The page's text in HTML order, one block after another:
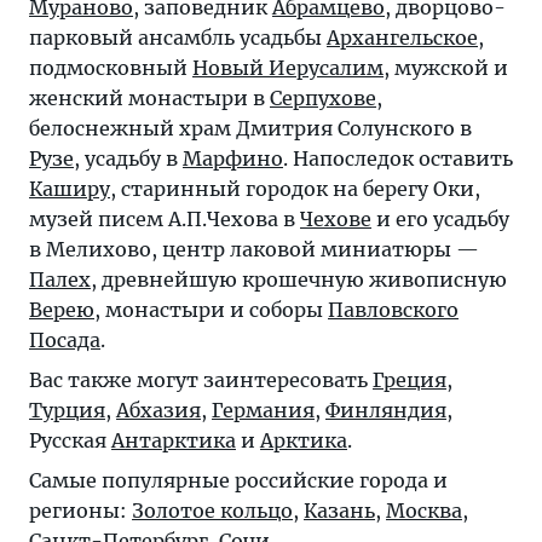
Мураново, заповедник Абрамцево, дворцово-
парковый ансамбль усадьбы Архангельское,
подмосковный Новый Иерусалим, мужской и
женский монастыри в Серпухове,
белоснежный храм Дмитрия Солунского в
Рузе, усадьбу в Марфино. Напоследок оставить
Каширу, старинный городок на берегу Оки,
музей писем А.П.Чехова в Чехове и его усадьбу
в Мелихово, центр лаковой миниатюры —
Палех, древнейшую крошечную живописную
Верею, монастыри и соборы Павловского
Посада.
Вас также могут заинтересовать Греция,
Турция, Абхазия, Германия, Финляндия,
Русская Антарктика и Арктика.
Самые популярные российские города и
регионы: Золотое кольцо, Казань, Москва,